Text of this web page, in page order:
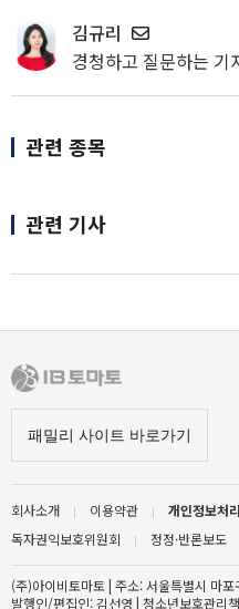
김규리
경청하고 질문하는 기
관련 종목
관련 기사
회사소개 이용약관 개인정보처
독자권익보호위원회
정정·반론보도
(주)아이비토마토 | 주소: 서울특별시 마
발행인/편집인: 김선영 | 청소년보호관리